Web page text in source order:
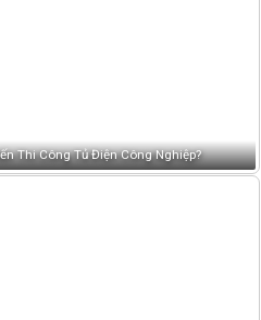
Thi Công Tủ Điện Công Nghiệp?